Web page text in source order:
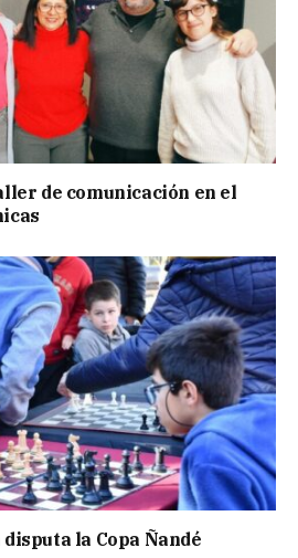
de comunicación en el
la Copa Ñandé